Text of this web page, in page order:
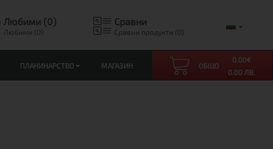
Любими (0)
Любими (0)
Сравни
Сравни продукти (0)
ПЛАНИНАРСТВО МАГАЗИН ОБЩО
0.00€
0.00 ЛВ.